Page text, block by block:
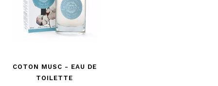
COTON MUSC - EAU DE
TOILETTE